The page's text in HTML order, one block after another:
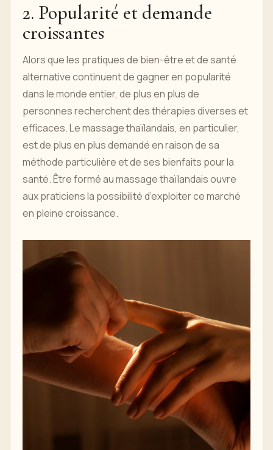
2. Popularité et demande
croissantes
Alors que les pratiques de bien-être et de santé
alternative continuent de gagner en popularité
dans le monde entier, de plus en plus de
personnes recherchent des thérapies diverses et
efficaces. Le massage thaïlandais, en particulier,
est de plus en plus demandé en raison de sa
méthode particulière et de ses bienfaits pour la
santé. Être formé au massage thaïlandais ouvre
aux praticiens la possibilité d’exploiter ce marché
en pleine croissance.